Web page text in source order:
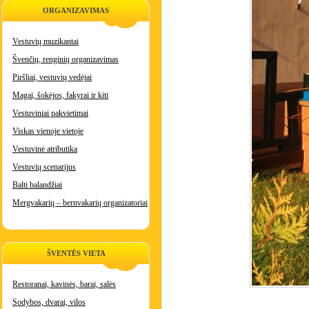
ORGANIZAVIMAS
Vestuvių muzikantai
Švenčių, renginių organizavimas
Piršliai, vestuvių vedėjai
Magai, šokėjos, fakyrai ir kiti
Vestuviniai pakvietimai
Viskas vienoje vietoje
Vestuvinė atributika
Vestuvių scenarijus
Balti balandžiai
Mergvakarių – bernvakarių organizatoriai
ŠVENTĖS VIETA
Restoranai, kavinės, barai, salės
Sodybos, dvarai, vilos